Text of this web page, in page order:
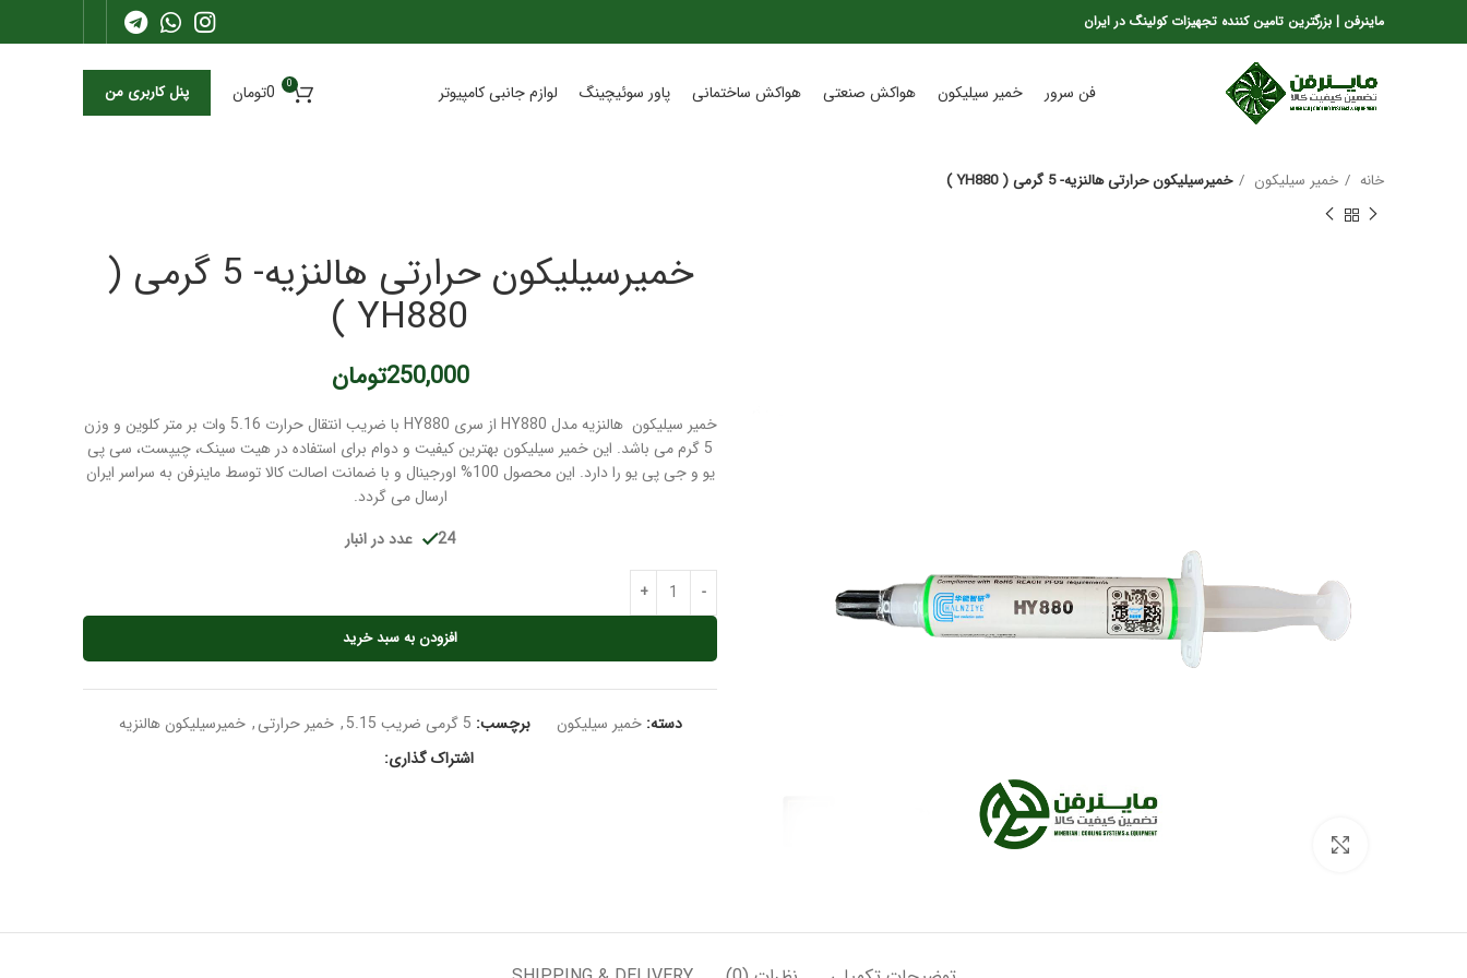
ماینرفن | بزرگترین تامین کننده تجهیزات کولینگ در ایران
فن سرور خمیر سیلیکون هواکش صنعتی هواکش ساختمانی پاور سوئیچینگ لوازم جانبی کامپیوتر 0
0تومان پنل کاربری من
خانه خمیر سیلیکون خمیرسیلیکون حرارتی هالنزیه- 5 گرمی ( YH880 )
خمیرسیلیکون حرارتی هالنزیه- 5 گرمی (
YH880 )
250,000تومان
خمیر سیلیکون هالنزیه مدل HY880 از سری HY880 با ضریب انتقال حرارت 5.16 وات بر متر کلوین و وزن
5 گرم می باشد. این خمیر سیلیکون بهترین کیفیت و دوام برای استفاده در هیت سینک، چیپست، سی پی
یو و جی پی یو را دارد. این محصول 100% اورجینال و با ضمانت اصالت کالا توسط ماینرفن به سراسر ایران
ارسال می گردد.
24 عدد در انبار
افزودن به سبد خرید
دسته: خمیر سیلیکون برچسب: 5 گرمی ضریب 5.15 , خمیر حرارتی, خمیرسیلیکون هالنزیه
اشتراک گذاری: